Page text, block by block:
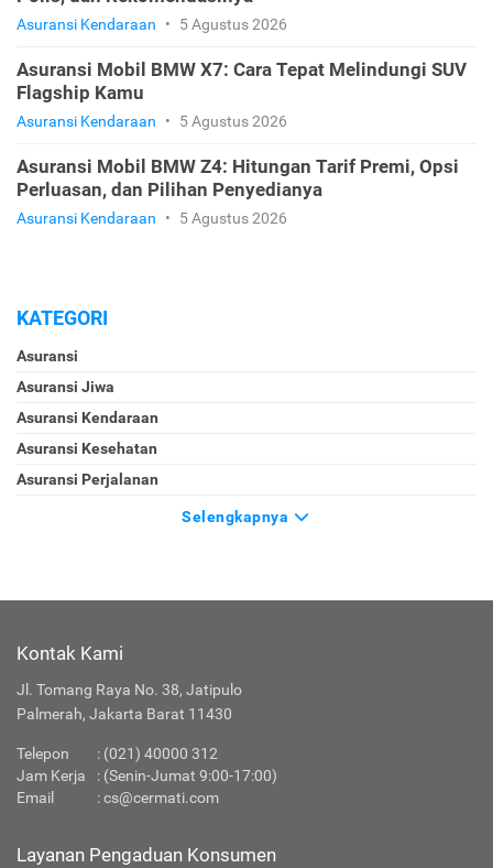
Asuransi Kendaraan • 5 Agustus 2026
Asuransi Mobil BMW X7: Cara Tepat Melindungi SUV
Flagship Kamu
Asuransi Kendaraan • 5 Agustus 2026
Asuransi Mobil BMW Z4: Hitungan Tarif Premi, Opsi
Perluasan, dan Pilihan Penyedianya
Asuransi Kendaraan • 5 Agustus 2026
KATEGORI
Asuransi
Asuransi Jiwa
Asuransi Kendaraan
Asuransi Kesehatan
Asuransi Perjalanan
Selengkapnya
Kontak Kami
Jl. Tomang Raya No. 38, Jatipulo
Palmerah, Jakarta Barat 11430
Telepon : (021) 40000 312
Jam Kerja
: (Senin-Jumat 9:00-17:00)
Email
:cs@cermati.com
Layanan Pengaduan Konsumen